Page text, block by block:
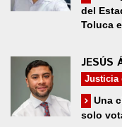
del
Toluca
JESÚS
Justicia
Una
solo